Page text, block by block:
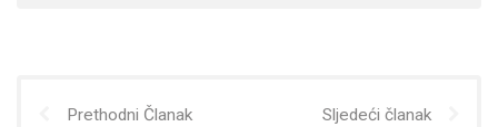
Prethodni Članak Sljedeći članak